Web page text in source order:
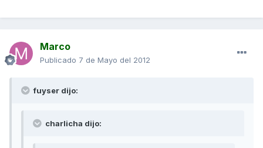
Marco
Publicado 7 de Mayo del 2012
fuyser dijo:
charlicha dijo: